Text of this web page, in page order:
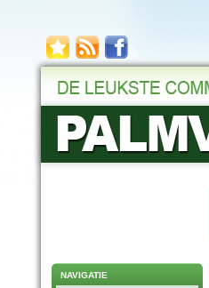
NAVIGATIE